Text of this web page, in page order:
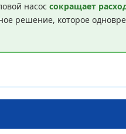
насос сокращает
решение, которое